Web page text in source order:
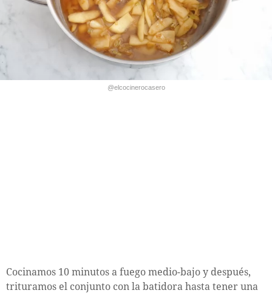
@elcocinerocasero
Cocinamos 10 minutos a fuego medio-bajo y después,
trituramos el conjunto con la batidora hasta tener una